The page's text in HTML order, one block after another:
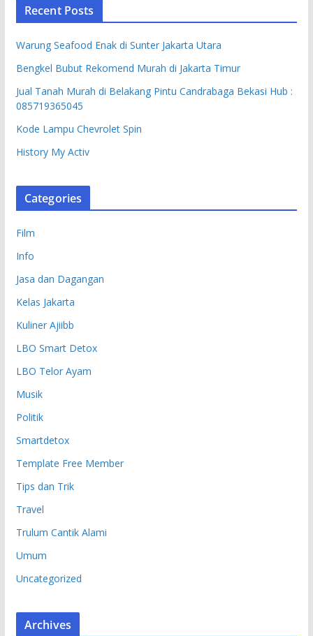
Recent Posts
Warung Seafood Enak di Sunter Jakarta Utara
Bengkel Bubut Rekomend Murah di Jakarta Timur
Jual Tanah Murah di Belakang Pintu Candrabaga Bekasi Hub :
085719365045
Kode Lampu Chevrolet Spin
History My Activ
Categories
Film
Info
Jasa dan Dagangan
Kelas Jakarta
Kuliner Ajiibb
LBO Smart Detox
LBO Telor Ayam
Musik
Politik
Smartdetox
Template Free Member
Tips dan Trik
Travel
Trulum Cantik Alami
Umum
Uncategorized
Archives